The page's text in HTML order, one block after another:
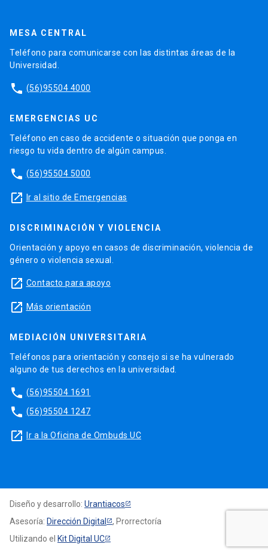
MESA CENTRAL
Teléfono para comunicarse con las distintas áreas de la
Universidad.
phone (56)95504 4000
EMERGENCIAS UC
Teléfono en caso de accidente o situación que ponga en
riesgo tu vida dentro de algún campus.
phone (56)95504 5000
launch Ir al sitio de Emergencias
DISCRIMINACIÓN Y VIOLENCIA
Orientación y apoyo en casos de discriminación, violencia de
género o violencia sexual.
launch Contacto para apoyo
launch Más orientación
MEDIACIÓN UNIVERSITARIA
Teléfonos para orientación y consejo si se ha vulnerado
alguno de tus derechos en la universidad.
phone (56)95504 1691
phone (56)95504 1247
launch Ir a la Oficina de Ombuds UC
Diseño y desarrollo: Urantiacos
Asesoría: Dirección Digital
, Prorrectoría
Utilizando el Kit Digital UC